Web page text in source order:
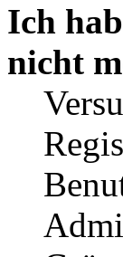
Ich
nicht